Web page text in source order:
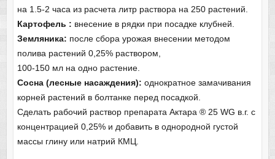
на 1.5-2 часа из расчета литр раствора на 250 растений.
Картофель : внесение в рядки при посадке клубней.
Земляника: после сбора урожая внесении методом
полива растений 0,25% раствором,
100-150 мл на одно растение.
Сосна (лесные насаждения): однократное замачивания
корней растений в болтанке перед посадкой.
Сделать рабочий раствор препарата Актара ® 25 WG в.г. с
концентрацией 0,25% и добавить в однородной густой
массы глину или натрий КМЦ.